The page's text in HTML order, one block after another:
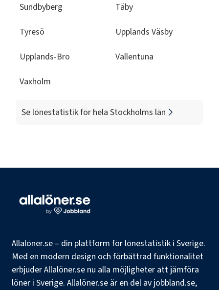
Sundbyberg Täby
Tyresö Upplands Väsby
Upplands-Bro Vallentuna
Vaxholm
Se lönestatistik för hela Stockholms län
Allalöner.se – din plattform för lönestatistik i Sverige.
Med en modern design och förbättrad funktionalitet
erbjuder Allalöner.se nu alla möjligheter att jämföra
löner i Sverige. Allalöner.se är en del av jobbland.se,